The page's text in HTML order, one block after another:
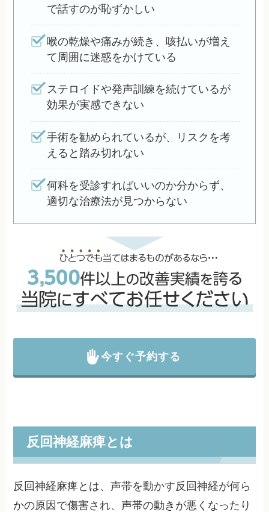
で話すのが恥ずかしい
喉の乾燥や痛みが続き、咳払いが増え
て周囲に迷惑をかけている
ステロイドや発声訓練を続けているが
効果が実感できない
手術を勧められているが、リスクを考
えると踏み切れない
何科を受診すればいいのか分からず、
適切な治療法が見つからない
今すぐ予約する
反回神経麻痺とは
反回神経麻痺とは、声帯を動かす反回神経が何ら
かの原因で傷害され、声帯の動きが悪くなったり